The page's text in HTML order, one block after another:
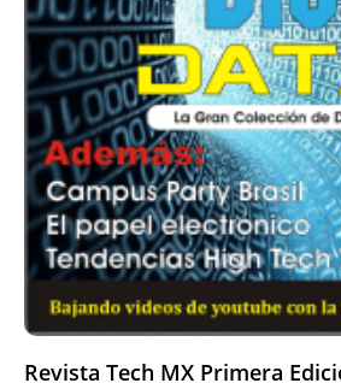
Revista Tech MX Primera